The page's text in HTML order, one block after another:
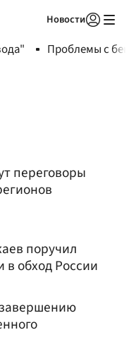
Новости
Проблемы с
переговоры
поручил
в обход России